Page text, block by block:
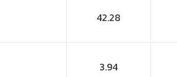
42.28
3.94